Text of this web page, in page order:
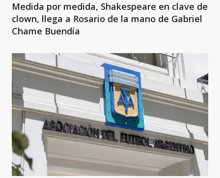
Medida por medida, Shakespeare en clave de
clown, llega a Rosario de la mano de Gabriel
Chame Buendía